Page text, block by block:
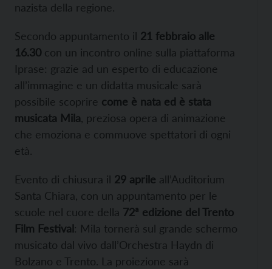
nazista della regione.
Secondo appuntamento il 21 febbraio alle
16.30 con un incontro online sulla piattaforma
Iprase: grazie ad un esperto di educazione
all’immagine e un didatta musicale sarà
possibile scoprire come è nata ed è stata
musicata Mila , preziosa opera di animazione
che emoziona e commuove spettatori di ogni
età.
Evento di chiusura il 29 aprile all’Auditorium
Santa Chiara, con un appuntamento per le
scuole nel cuore della 72ª edizione del Trento
Film Festival: Mila tornerà sul grande schermo
musicato dal vivo dall’Orchestra Haydn di
Bolzano e Trento. La proiezione sarà